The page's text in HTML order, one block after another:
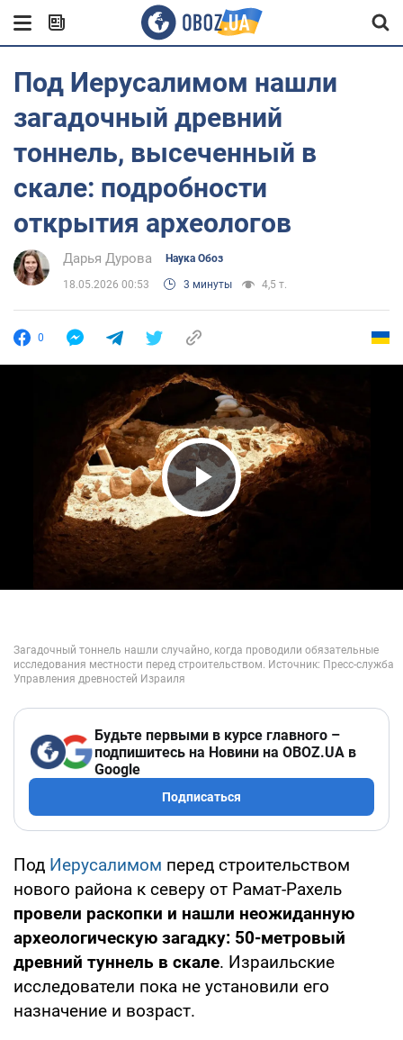
Под Иерусалимом нашли
загадочный древний
тоннель, высеченный в
скале: подробности
открытия археологов
Дарья Дурова Наука Обоз
18.05.2026 00:53 3 минуты 4,5 т.
0
Play Video
Будьте первыми в курсе главного –
подпишитесь на Новини на OBOZ.UA в
Google
Подписаться
Под Иерусалимом перед строительством
нового района к северу от Рамат-Рахель
провели раскопки и нашли неожиданную
археологическую загадку: 50-метровый
древний туннель в скале. Израильские
исследователи пока не установили его
назначение и возраст.